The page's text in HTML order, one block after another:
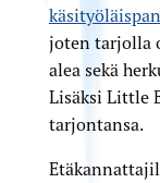
joten tarjolla
alea sekä
Lisäksi Little
tarjontansa.